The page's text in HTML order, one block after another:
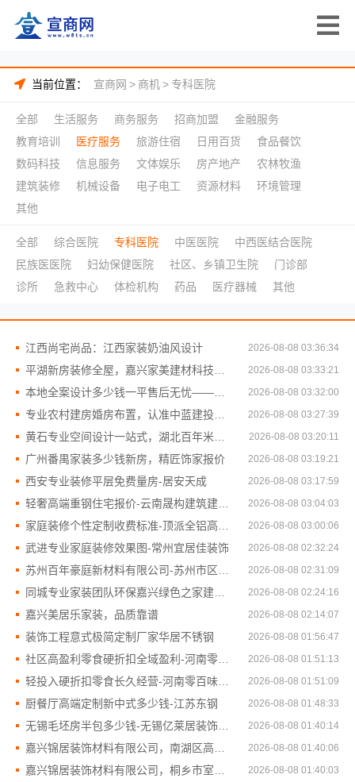
当前位置： 宣商网 > 商机> 专科医院
全部 生活服务 商务服务 招商加盟
金融服务
教育培训
医疗服务 旅游住宿 日用百货
食品餐饮
数码科技
信息服务 文体娱乐 房产地产
农林牧渔
建筑装修
机械设备 电子电工 资源材料
环境管理
其他
全部 综合医院 专科医院 中医医院
中西医结合医院
民族医医院
妇幼保健医院 社区、乡镇卫生院
门诊部
诊所
急救中心 体检机构 药品 医疗器械 其他
江西尚宅尚品：江西家装奶油风设计 2026-08-08 03:36:34
2026-08-08 03:33:21
2026-08-08 03:32:00
2026-08-08 03:27:39
2026-08-08 03:20:11
广州番禺家装多少钱新房，精匠饰家报价 2026-08-08 03:19:21
西安专业装修平层免费量房-居安天成 2026-08-08 03:17:59
2026-08-08 03:04:03
2026-08-08 03:00:06
武进专业家庭装修效果图-常州宜居佳装饰 2026-08-08 02:32:24
2026-08-08 02:31:09
2026-08-08 02:24:16
嘉兴美居乐家装，品质靠谱 2026-08-08 02:14:07
装饰工程意式极简定制厂家华居不锈钢 2026-08-08 01:56:47
2026-08-08 01:51:13
2026-08-08 01:51:09
厨餐厅高端定制新中式多少钱-江苏东钢 2026-08-08 01:48:33
2026-08-08 01:40:14
2026-08-08 01:40:06
2026-08-08 01:40:03